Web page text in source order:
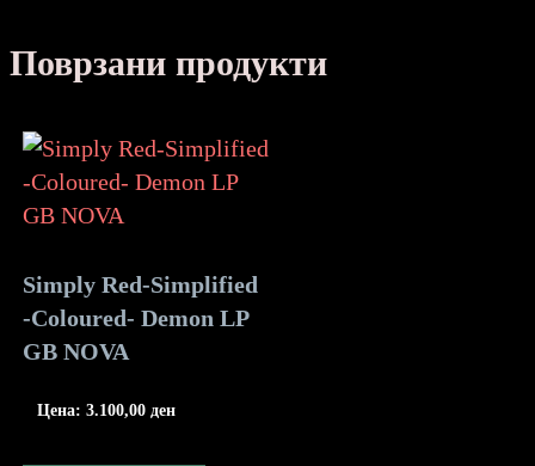
Поврзани продукти
Simply Red-Simplified
-Coloured- Demon LP
GB NOVA
Цена: 3.100,00 ден